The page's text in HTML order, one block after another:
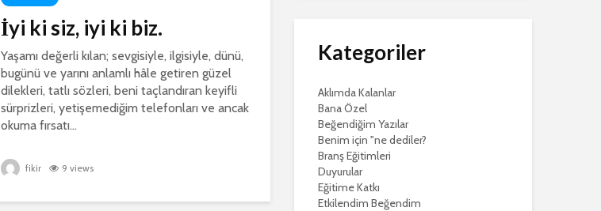
İyi ki siz, iyi ki biz.
Yaşamı değerli kılan; sevgisiyle, ilgisiyle, dünü,
bugünü ve yarını anlamlı hâle getiren güzel
dilekleri, tatlı sözleri, beni taçlandıran keyifli
sürprizleri, yetişemediğim telefonları ve ancak
okuma fırsatı...
fikir 9 views
Kategoriler
Aklımda Kalanlar
Bana Özel
Beğendiğim Yazılar
Benim için "ne dediler?
Branş Eğitimleri
Duyurular
Eğitime Katkı
Etkilendim Beğendim